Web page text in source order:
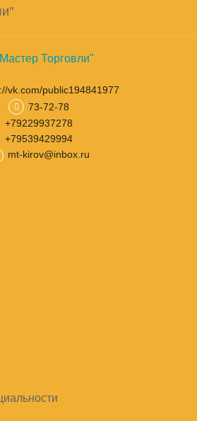
vk.com/public194841977
73-72-78
+79229937278
+79539429994
mt-kirov@inbox.ru
машины